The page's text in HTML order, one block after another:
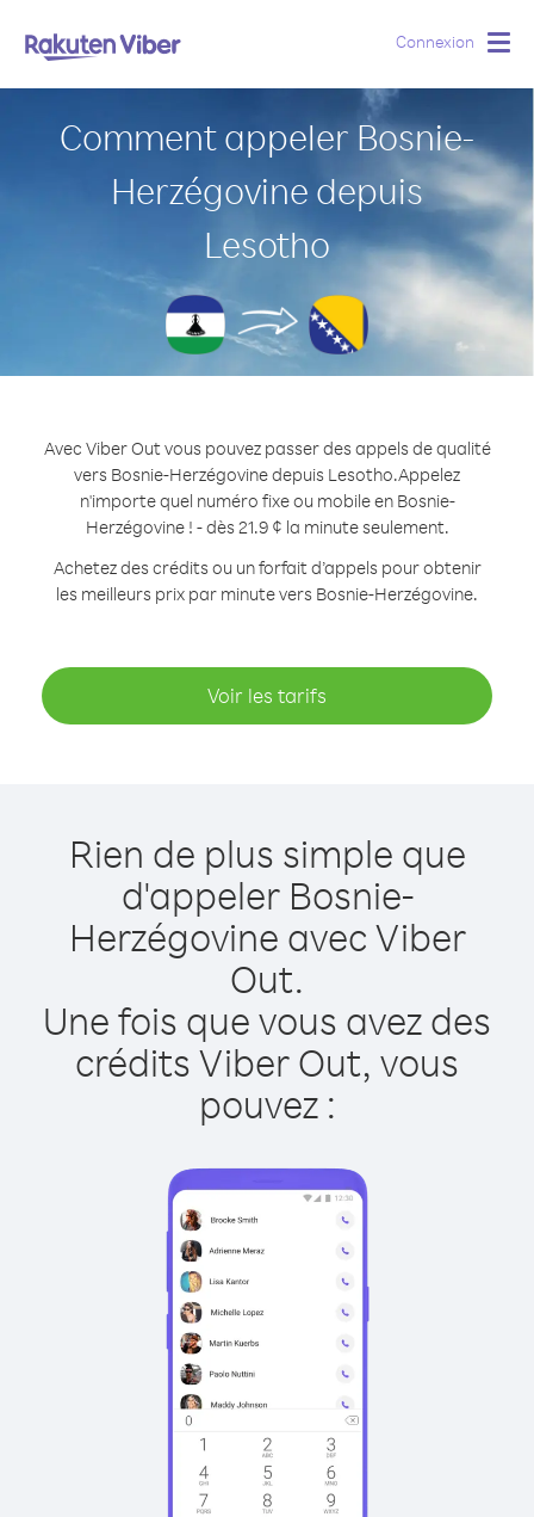
Connexion
Comment appeler Bosnie-
Herzégovine depuis
Lesotho
Avec Viber Out vous pouvez passer des appels de qualité
vers Bosnie-Herzégovine depuis Lesotho.Appelez
n'importe quel numéro fixe ou mobile en Bosnie-
Herzégovine ! - dès 21.9 ¢ la minute seulement.
Achetez des crédits ou un forfait d’appels pour obtenir
les meilleurs prix par minute vers Bosnie-Herzégovine.
Voir les tarifs
Rien de plus simple que
d'appeler Bosnie-
Herzégovine avec Viber
Out.
Une fois que vous avez des
crédits Viber Out, vous
pouvez :